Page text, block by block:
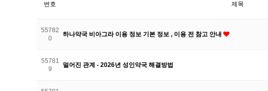
번호 제목
55782
0
하나약국 비아그라 이용 정보 기본 정보 , 이용 전 참고 안내
55781
9
멀어진 관계 - 2026년 성인약국 해결방법